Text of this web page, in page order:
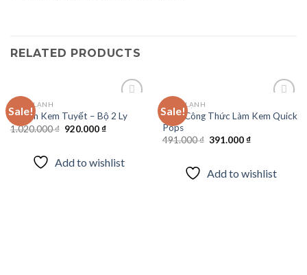
RELATED PRODUCTS
Sale!
ĐÔNG LẠNH
Ly Làm Kem Tuyết – Bộ 2 Ly
1.020.000₫ Original
920.000₫Current
Add to wishlist
Sale!
ĐÔNG LẠNH
Sách Công Thức Làm Kem Quick
Pops
491.000₫ Original
391.000₫Current
Add to wishlist